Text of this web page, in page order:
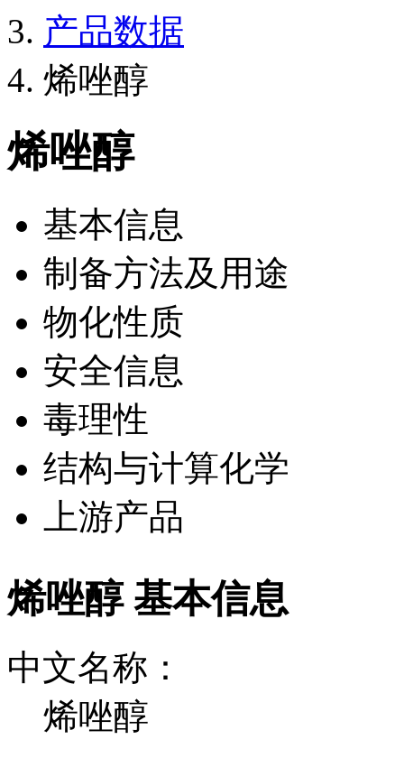
产品数据
烯唑醇
烯唑醇
基本信息
制备方法及用途
物化性质
安全信息
毒理性
结构与计算化学
上游产品
烯唑醇 基本信息
中文名称：
烯唑醇